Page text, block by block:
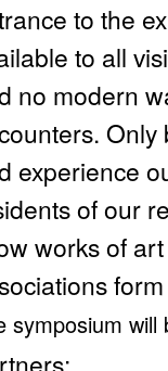
to the
to all
no modern
Only
experience
of our
works of
symposium